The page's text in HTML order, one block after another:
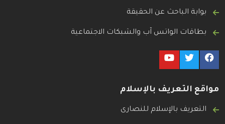
بوابة الباحث عن الحقيقة
بطاقات الواتس آب والشبكات الاجتماعية
مواقع التعريف بالإسلام
التعريف بالإسلام للنصارى